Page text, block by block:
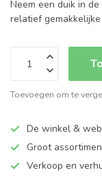
Neem een duik in
relatief
Toevoegen om te
De winkel &
Groot
Verkoop en